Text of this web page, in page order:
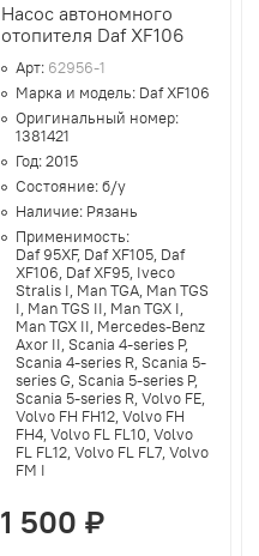
Насос автономного
отопителя Daf XF106
Арт: 62956-1
Марка и модель: Daf XF106
Оригинальный номер:
1381421
Год:2015
Состояние:б/у
Наличие: Рязань
Применимость:
Daf 95XF, Daf XF105, Daf
XF106, Daf XF95, Iveco
Stralis I, Man TGA, Man TGS
I, Man TGS II, Man TGX I,
Man TGX II, Mercedes-Benz
Axor II, Scania 4-series P,
Scania 4-series R, Scania 5-
series G, Scania 5-series P,
Scania 5-series R, Volvo FE,
Volvo FH FH12, Volvo FH
FH4, Volvo FL FL10, Volvo
FL FL12, Volvo FL FL7, Volvo
FM I
1 500 ₽